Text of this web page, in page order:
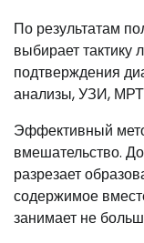
По результатам
выбирает тактику
подтверждения
анализы, УЗИ,
Эффективный
вмешательство.
разрезает
содержимое
занимает не